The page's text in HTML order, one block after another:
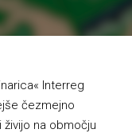
Interreg
čezmejno
živijo na območju